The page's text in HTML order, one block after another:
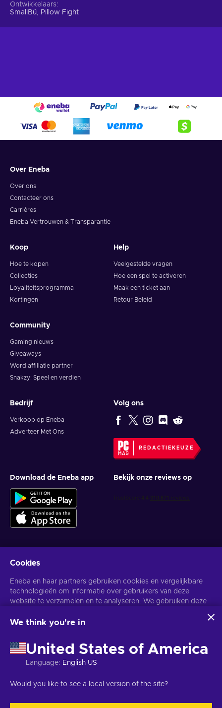
Ontwikkelaars
SmallBü, Pillow Fight
Over Eneba
Over ons
Contacteer ons
Carrières
Eneba Vertrouwen & Transparantie
Koop
Hoe te kopen
Collecties
Loyaliteitsprogramma
Kortingen
Help
Veelgestelde vragen
Hoe een spel te activeren
Maak een ticket aan
Retour Beleid
Community
Gaming nieuws
Giveaways
Word affiliatie partner
Snakzy: Speel en verdien
Bedrijf
Verkoop op Eneba
Adverteer Met Ons
Volg ons
REDACTIEKEUZE
Download de Eneba app Bekijk onze reviews op
Krijg gepersonaliseerde gameaanbiedingen
Abonneer
U kunt zich op elk gewenst moment afmelden. Bezoek dePrivacy
Copyright © 2026 Eneba. Alle rechten voorbehouden. JSC "Helis
Cookies
Eneba en haar partners gebruiken cookies en vergelijkbare
technologieën om informatie over gebruikers van deze
website te verzamelen en te analyseren. We gebruiken deze
de site te verbeteren. Uw persoonlijke gegevens kunnen ook
Door op 'Alles accepteren' te klikken, geef je toestemming
voor het gebruik van deze technologieën door Eneba en haar
partners. U kunt uw toestemming aanpassen door op
Voor meer informatie over hoe Google uw gegevens
We think you're in
United States of America
Language: English US
Would you like to see a local version of the site?